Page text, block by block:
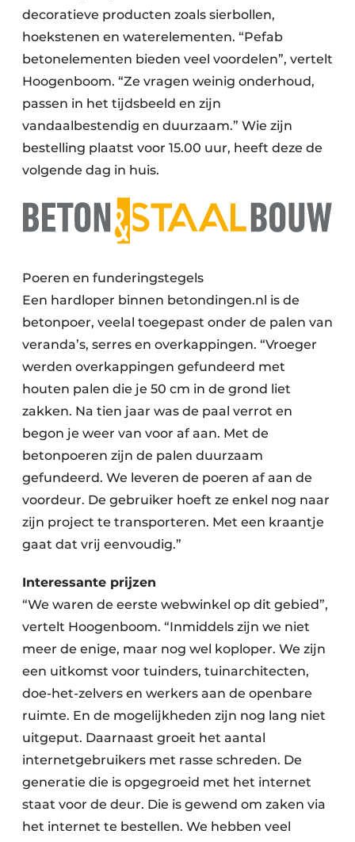
decoratieve producten zoals sierbollen,
hoekstenen en waterelementen. “Pefab
betonelementen bieden veel voordelen”, vertelt
Hoogenboom. “Ze vragen weinig onderhoud,
passen in het tijdsbeeld en zijn
vandaalbestendig en duurzaam.” Wie zijn
bestelling plaatst voor 15.00 uur, heeft deze de
volgende dag in huis.
Poeren en funderingstegels
Een hardloper binnen betondingen.nl is de
betonpoer, veelal toegepast onder de palen van
veranda’s, serres en overkappingen. “Vroeger
werden overkappingen gefundeerd met
houten palen die je 50 cm in de grond liet
zakken. Na tien jaar was de paal verrot en
begon je weer van voor af aan. Met de
betonpoeren zijn de palen duurzaam
gefundeerd. We leveren de poeren af aan de
voordeur. De gebruiker hoeft ze enkel nog naar
zijn project te transporteren. Met een kraantje
gaat dat vrij eenvoudig.”
Interessante prijzen
“We waren de eerste webwinkel op dit gebied”,
vertelt Hoogenboom. “Inmiddels zijn we niet
meer de enige, maar nog wel koploper. We zijn
een uitkomst voor tuinders, tuinarchitecten,
doe-het-zelvers en werkers aan de openbare
ruimte. En de mogelijkheden zijn nog lang niet
uitgeput. Daarnaast groeit het aantal
internetgebruikers met rasse schreden. De
generatie die is opgegroeid met het internet
staat voor de deur. Die is gewend om zaken via
het internet te bestellen. We hebben veel